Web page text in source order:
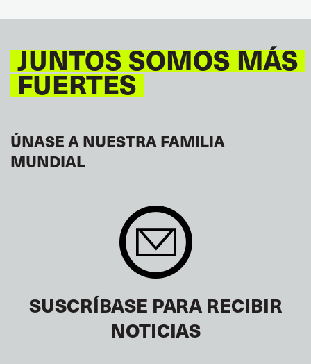
JUNTOS SOMOS MÁS
FUERTES
ÚNASE A NUESTRA FAMILIA
MUNDIAL
SUSCRÍBASE PARA RECIBIR
NOTICIAS